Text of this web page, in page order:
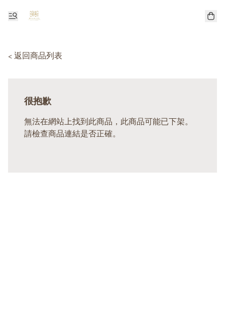
< 返回商品列表
很抱歉
無法在網站上找到此商品，此商品可能已下架。
請檢查商品連結是否正確。